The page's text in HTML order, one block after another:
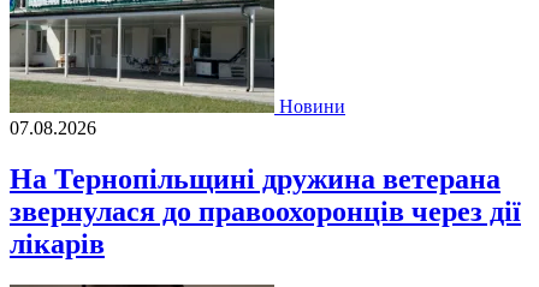
Новини
07.08.2026
На Тернопільщині дружина ветерана
звернулася до правоохоронців через дії
лікарів